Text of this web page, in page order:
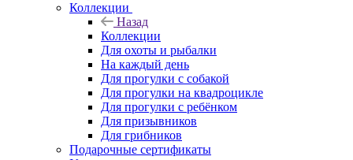
Коллекции
Назад
Коллекции
Для охоты и рыбалки
На каждый день
Для прогулки с собакой
Для прогулки на квадроцикле
Для прогулки с ребёнком
Для призывников
Для грибников
Подарочные сертификаты